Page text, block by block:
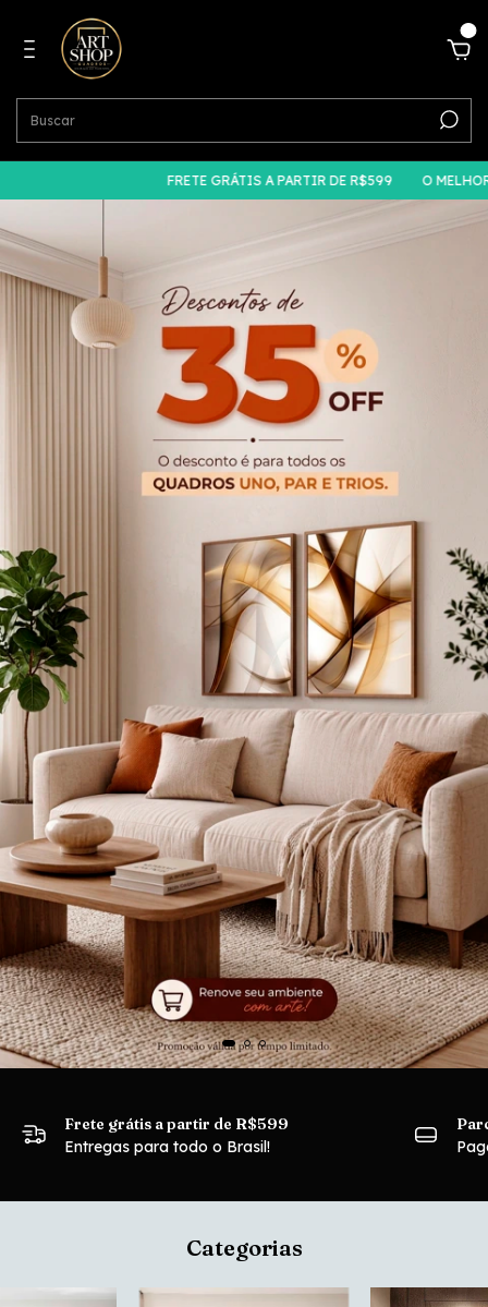
FRETE GRÁTIS A PARTIR DE R$599 O MELHOR PREÇO DO
Frete grátis a partir de R$599
Entregas para todo o Brasil!
Categorias